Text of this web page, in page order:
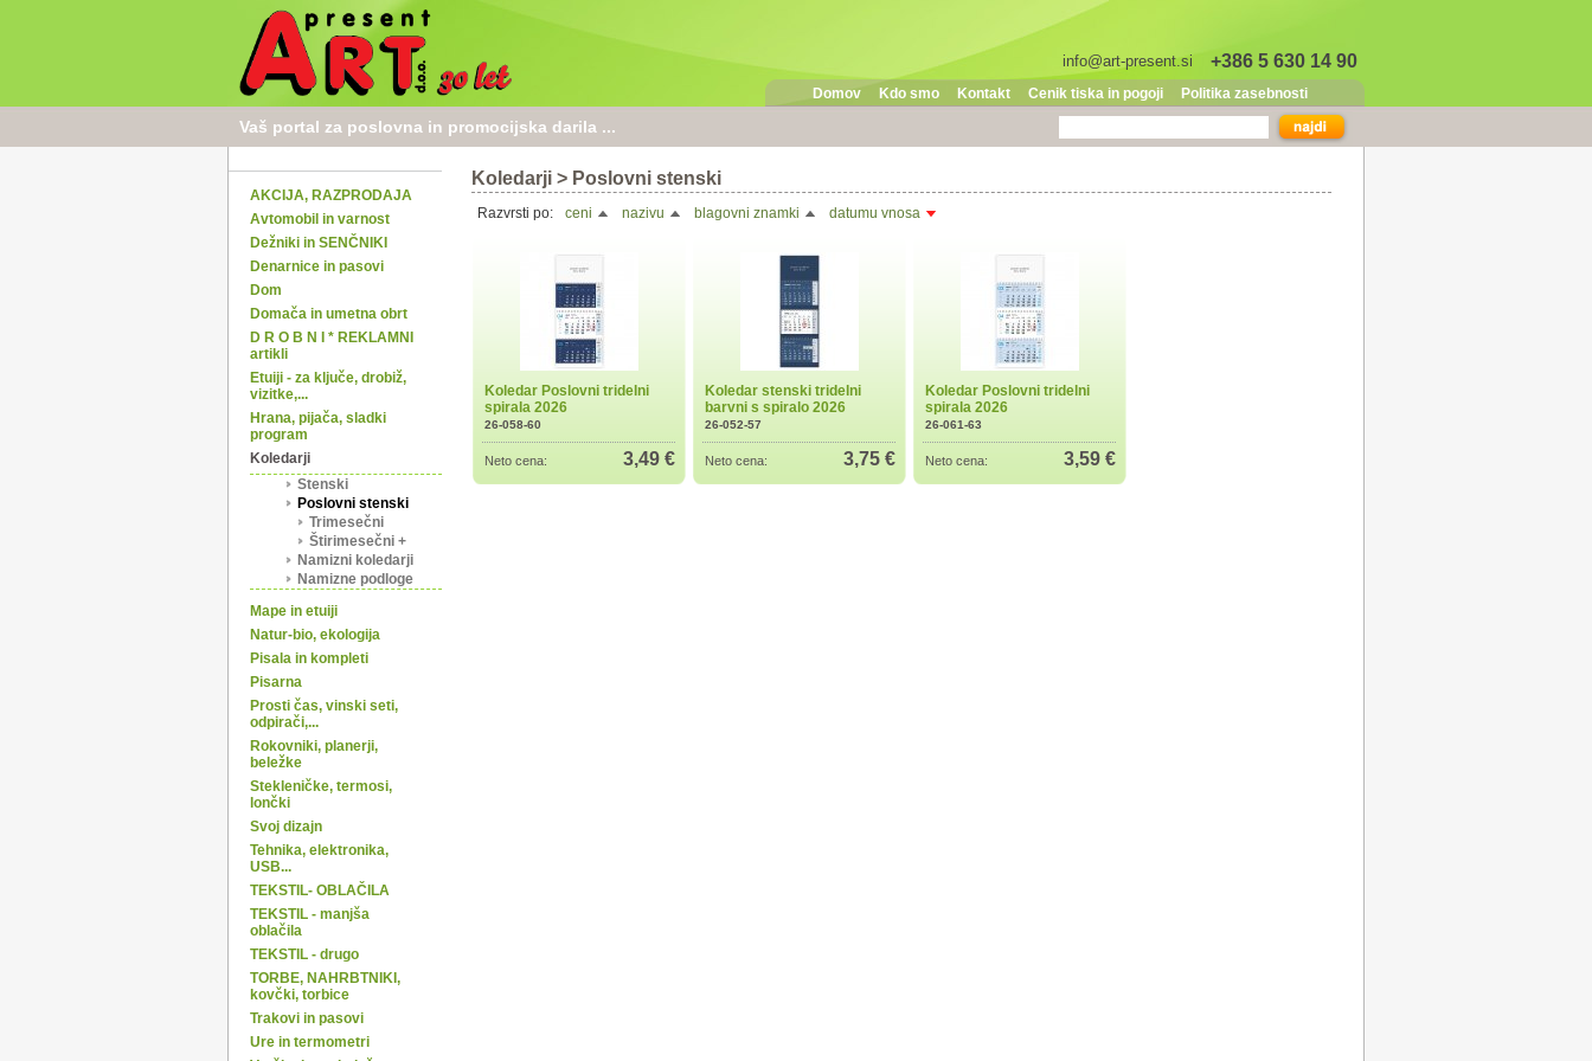
+386 5 630 14 90
info@art-present.si
Domov Kdo smo Kontakt Cenik tiska in pogoji Politika zasebnosti
Vaš portal za poslovna in promocijska darila ...
AKCIJA, RAZPRODAJA
Avtomobil in varnost
Dežniki in SENČNIKI
Denarnice in pasovi
Dom
Domača in umetna obrt
D R O B N I * REKLAMNI
artikli
Etuiji - za ključe, drobiž,
vizitke,...
Hrana, pijača, sladki
program
Koledarji
Stenski
Poslovni stenski
Trimesečni
Štirimesečni +
Namizni koledarji
Namizne podloge
Mape in etuiji
Natur-bio, ekologija
Pisala in kompleti
Pisarna
Prosti čas, vinski seti,
odpirači,...
Rokovniki, planerji,
beležke
Stekleničke, termosi,
lončki
Svoj dizajn
Tehnika, elektronika,
USB...
TEKSTIL- OBLAČILA
TEKSTIL - manjša
oblačila
TEKSTIL - drugo
TORBE, NAHRBTNIKI,
kovčki, torbice
Trakovi in pasovi
Ure in termometri
Koledarji > Poslovni stenski
Razvrsti po: ceni nazivu blagovni znamki datumu vnosa
Koledar Poslovni tridelni
spirala 2026
26-058-60
Neto cena: 3,49 €
Koledar stenski tridelni
barvni s spiralo 2026
26-052-57
Neto cena: 3,75 €
Koledar Poslovni tridelni
spirala 2026
26-061-63
Neto cena: 3,59 €